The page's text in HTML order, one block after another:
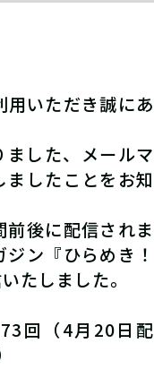
いただき誠にあ
した、メールマ
したことをお知
後に配信されま
ン『ひらめき！
たしました。
回（4月20日配